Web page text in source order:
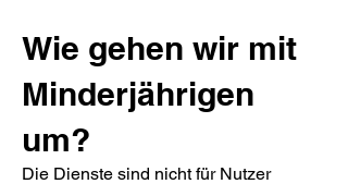
Wie gehen wir mit
Minderjährigen
um?
Die Dienste sind nicht für Nutzer